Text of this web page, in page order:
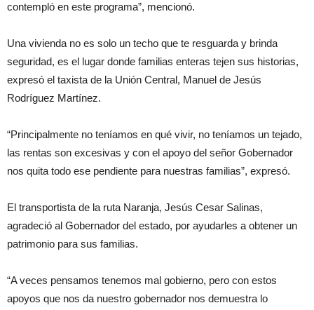
contempló en este programa”, mencionó.
Una vivienda no es solo un techo que te resguarda y brinda
seguridad, es el lugar donde familias enteras tejen sus historias,
expresó el taxista de la Unión Central, Manuel de Jesús
Rodríguez Martínez.
“Principalmente no teníamos en qué vivir, no teníamos un tejado,
las rentas son excesivas y con el apoyo del señor Gobernador
nos quita todo ese pendiente para nuestras familias”, expresó.
El transportista de la ruta Naranja, Jesús Cesar Salinas,
agradeció al Gobernador del estado, por ayudarles a obtener un
patrimonio para sus familias.
“A veces pensamos tenemos mal gobierno, pero con estos
apoyos que nos da nuestro gobernador nos demuestra lo